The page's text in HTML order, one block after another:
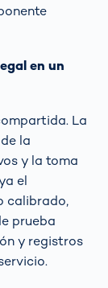
en un
La
la
y la toma
el
calibrado,
prueba
y registros